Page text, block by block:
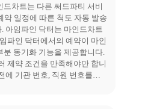
차트는 다른 써드파티 서비
약 일정에 따른 척도 자동 발송
아임파인 닥터는 마인드차트
파인 닥터에서의 예약이 마인
분 동기화 기능을 제공합니다.
제약 조건을 만족해야만 합니
에 기관 번호, 직원 번호를…